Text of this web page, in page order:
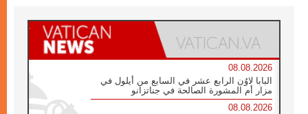
08.08.2026
البابا لاوُن الرابع عشر في السابع من أيلول في
مزار أم المشورة الصالحة في جناتزانو
08.08.2026